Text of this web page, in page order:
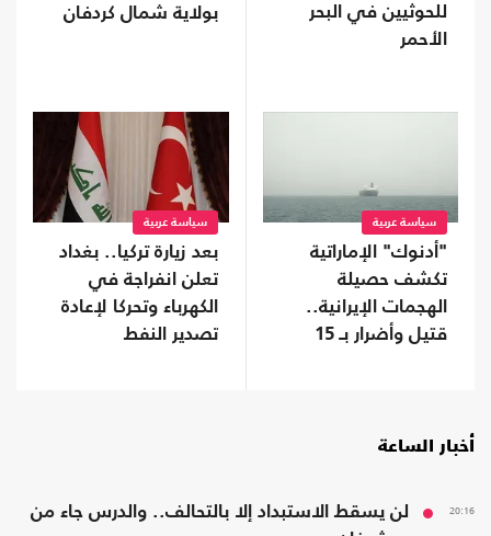
للحوثيين في البحر
الأحمر
بولاية شمال كردفان
سياسة عربية
"أدنوك" الإماراتية
تكشف حصيلة
الهجمات الإيرانية..
قتيل وأضرار بـ 15
سياسة عربية
بعد زيارة تركيا.. بغداد
تعلن انفراجة في
الكهرباء وتحركا لإعادة
تصدير النفط
أخبار الساعة
20:16
لن يسقط الاستبداد إلا بالتحالف.. والدرس جاء من